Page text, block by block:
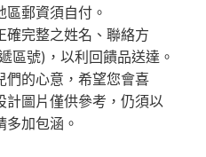
郵資須自付。
確完整之姓名、聯絡方
區號)，以利回饋品送達。
們的心意，希望您會喜
計圖片僅供參考，仍須以
加包涵。